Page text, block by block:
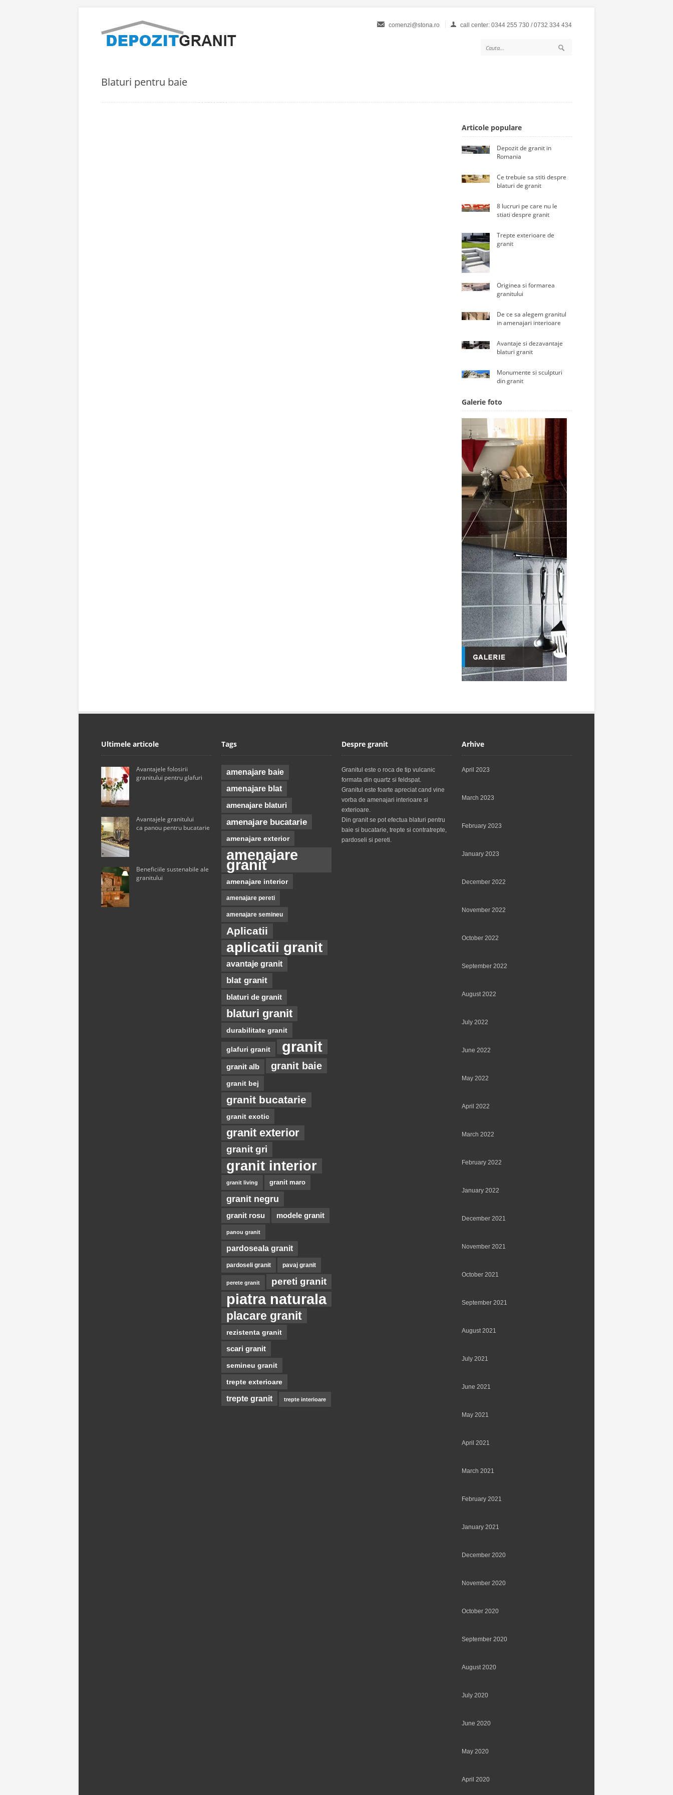
comenzi@stona.ro call center: 0344 255 730 / 0732 334 434
Blaturi pentru baie
Articole populare
Depozit de granit in
Romania
Ce trebuie sa stiti despre
blaturi de granit
8 lucruri pe care nu le
stiati despre granit
Trepte exterioare de
granit
Originea si formarea
granitului
De ce sa alegem granitul
in amenajari interioare
Avantaje si dezavantaje
blaturi granit
Monumente si sculpturi
din granit
Galerie foto
Ultimele articole
Avantajele folosirii
granitului pentru glafuri
Avantajele granitului
ca panou pentru bucatarie
Beneficiile sustenabile ale
granitului
Tags
amenajare baie
amenajare blat
amenajare blaturi
amenajare bucatarie
amenajare exterior
amenajare
granit
amenajare interior
amenajare pereti
amenajare semineu
Aplicatii
aplicatii granit
avantaje granit
blat granit
blaturi de granit
blaturi granit
durabilitate granit
glafuri granit granit
granit alb granit baie
granit bej
granit bucatarie
granit exotic
granit exterior
granit gri
granit interior
granit living granit maro
granit negru
granit rosu modele granit
panou granit
pardoseala granit
pardoseli granit pavaj granit
perete granit pereti granit
piatra naturala
placare granit
rezistenta granit
scari granit
semineu granit
trepte exterioare
trepte granit trepte interioare
Despre granit
Granitul este o roca de tip vulcanic
formata din quartz si feldspat.
Granitul este foarte apreciat cand vine
vorba de amenajari interioare si
exterioare.
Din granit se pot efectua blaturi pentru
baie si bucatarie, trepte si contratrepte,
pardoseli si pereti.
Arhive
April 2023
March 2023
February 2023
January 2023
December 2022
November 2022
October 2022
September 2022
August 2022
July 2022
June 2022
May 2022
April 2022
March 2022
February 2022
January 2022
December 2021
November 2021
October 2021
September 2021
August 2021
July 2021
June 2021
May 2021
April 2021
March 2021
February 2021
January 2021
December 2020
November 2020
October 2020
September 2020
August 2020
July 2020
June 2020
May 2020
April 2020